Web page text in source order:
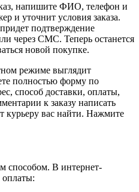
напишите ФИО, телефон и
и уточнит условия заказа.
подтверждение
через СМС. Теперь останется
новой покупке.
режиме выглядит
полностью форму по
способ доставки, оплаты,
к заказу написать
курьеру вас найти. Нажмите
способом. В интернет-
оплаты: